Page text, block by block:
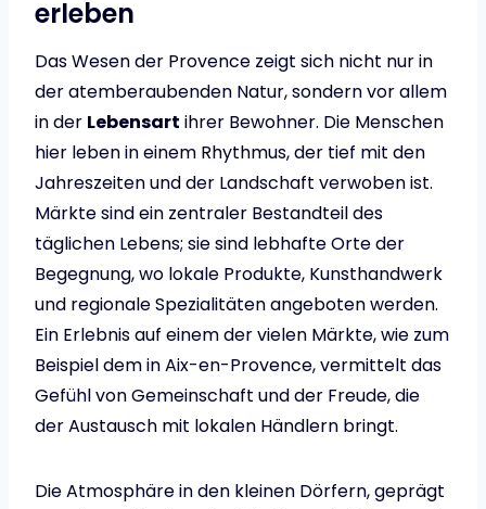
erleben
Das Wesen der Provence zeigt sich nicht nur in
der atemberaubenden Natur, sondern vor allem
in der Lebensart ihrer Bewohner. Die Menschen
hier leben in einem Rhythmus, der tief mit den
Jahreszeiten und der Landschaft verwoben ist.
Märkte sind ein zentraler Bestandteil des
täglichen Lebens; sie sind lebhafte Orte der
Begegnung, wo lokale Produkte, Kunsthandwerk
und regionale Spezialitäten angeboten werden.
Ein Erlebnis auf einem der vielen Märkte, wie zum
Beispiel dem in Aix-en-Provence, vermittelt das
Gefühl von Gemeinschaft und der Freude, die
der Austausch mit lokalen Händlern bringt.
Die Atmosphäre in den kleinen Dörfern, geprägt